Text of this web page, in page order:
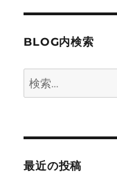
の
ー
送
BLOG内検索
検
索:
最近の投稿